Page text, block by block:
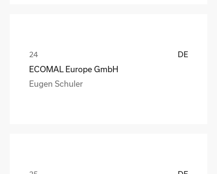
DE
ECOMAL Europe GmbH
Eugen Schuler